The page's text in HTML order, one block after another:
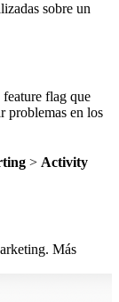
sobre un
flag que
problemas en los
> Activity
Más